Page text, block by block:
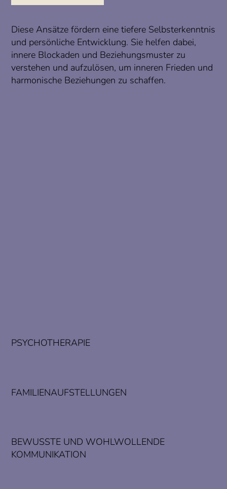
Diese Ansätze fördern eine tiefere Selbsterkenntnis
und persönliche Entwicklung. Sie helfen dabei,
innere Blockaden und Beziehungsmuster zu
verstehen und aufzulösen, um inneren Frieden und
harmonische Beziehungen zu schaffen.
PSYCHOTHERAPIE
FAMILIENAUFSTELLUNGEN
BEWUSSTE UND WOHLWOLLENDE
KOMMUNIKATION